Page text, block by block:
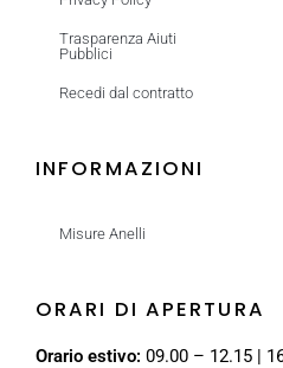
Trasparenza Aiuti
Pubblici
Recedi dal contratto
INFORMAZIONI
Misure Anelli
ORARI DI APERTURA
Orario estivo: 09.00 – 12.15 |